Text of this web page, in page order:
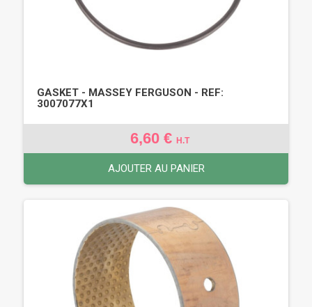
GASKET - MASSEY FERGUSON - REF:
3007077X1
6,60 € H.T
AJOUTER AU PANIER